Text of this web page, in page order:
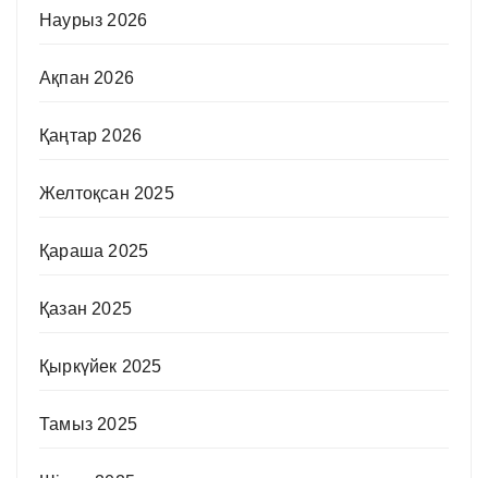
Наурыз 2026
Ақпан 2026
Қаңтар 2026
Желтоқсан 2025
Қараша 2025
Қазан 2025
Қыркүйек 2025
Тамыз 2025